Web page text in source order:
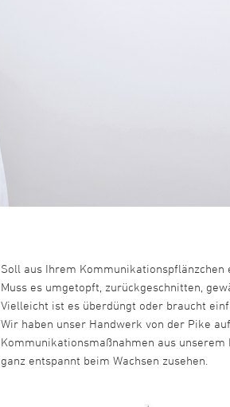
Soll aus Ihrem Kommunikationspflänzchen
Muss es umgetopft, zurückgeschnitten,
Vielleicht ist es überdüngt oder braucht
Wir haben unser Handwerk von der Pike
Kommunikationsmaßnahmen aus
ganz entspannt beim Wachsen zusehen.